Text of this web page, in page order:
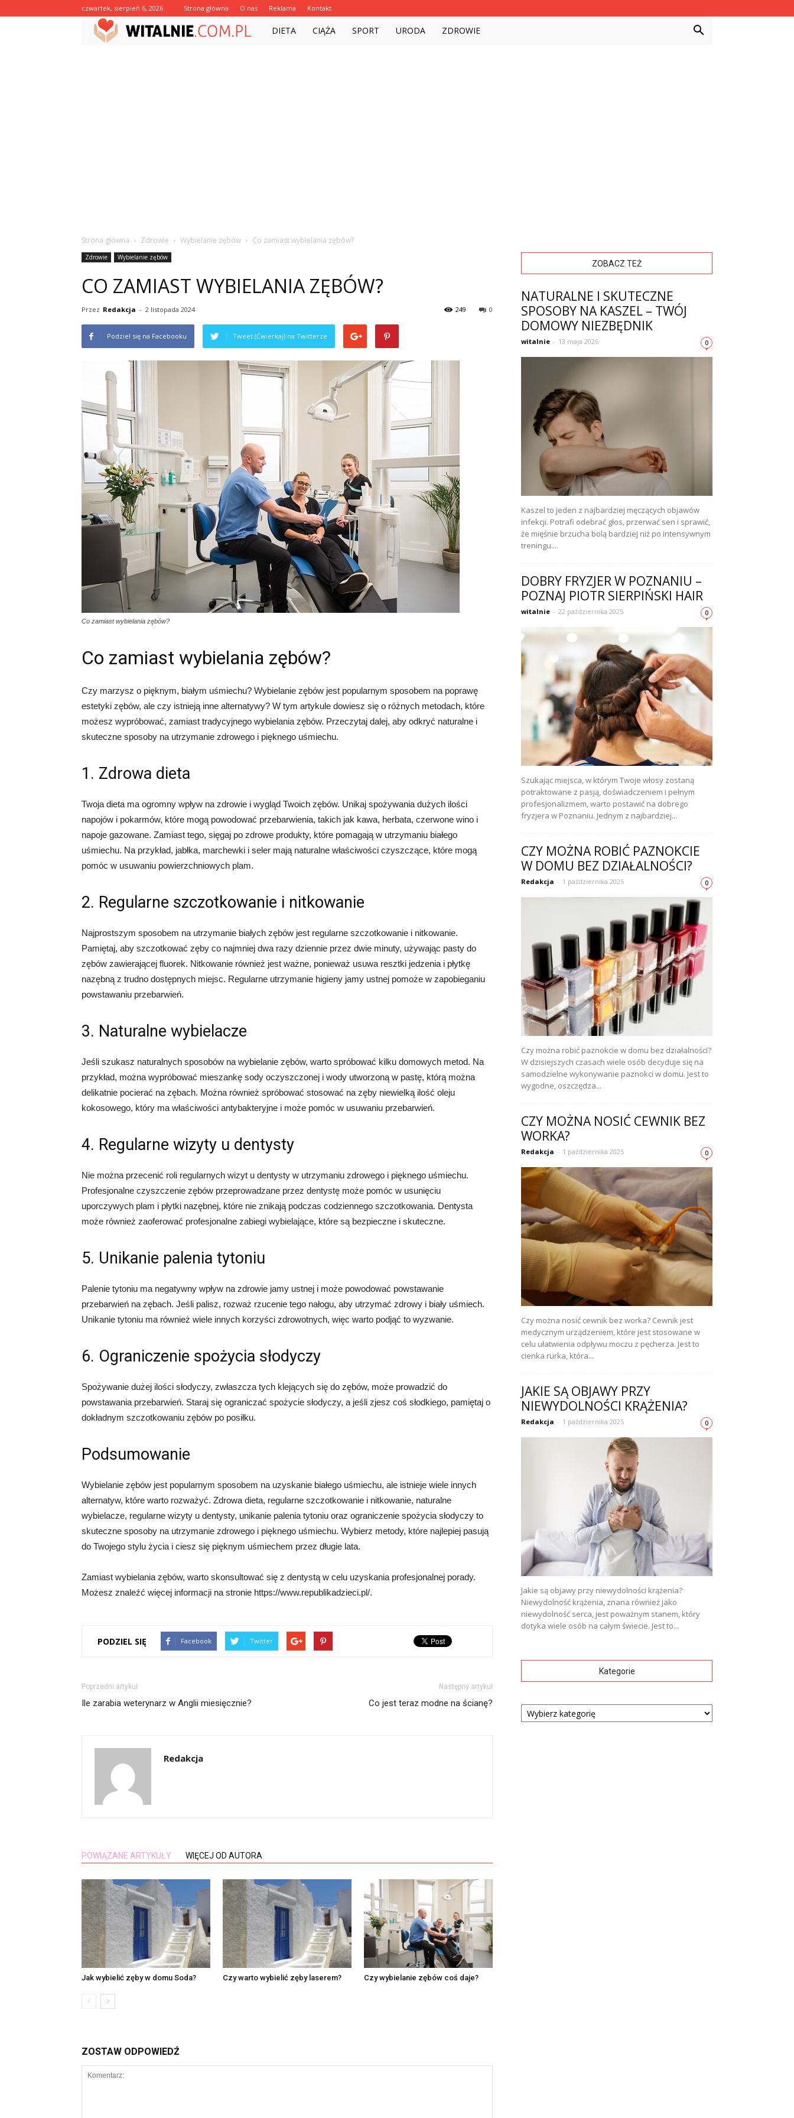
czwartek, sierpień 6, 2026 Strona główna O nas Reklama Kontakt
Witalnie.com.pl
DIETA CIĄŻA SPORT URODA ZDROWIE
Strona główna Zdrowie Wybielanie zębów Co zamiast wybielania zębów?
Zdrowie Wybielanie zębów
CO ZAMIAST WYBIELANIA ZĘBÓW?
Przez Redakcja - 2 listopada 2024 0
249
Podziel się na Facebooku Tweet (Ćwierkaj) na Twitterze
Co zamiast wybielania zębów?
Co zamiast wybielania zębów?
Czy marzysz o pięknym, białym uśmiechu? Wybielanie zębów jest popularnym sposobem na poprawę
estetyki zębów, ale czy istnieją inne alternatywy? W tym artykule dowiesz się o różnych metodach, które
możesz wypróbować, zamiast tradycyjnego wybielania zębów. Przeczytaj dalej, aby odkryć naturalne i
skuteczne sposoby na utrzymanie zdrowego i pięknego uśmiechu.
1. Zdrowa dieta
Twoja dieta ma ogromny wpływ na zdrowie i wygląd Twoich zębów. Unikaj spożywania dużych ilości
napojów i pokarmów, które mogą powodować przebarwienia, takich jak kawa, herbata, czerwone wino i
napoje gazowane. Zamiast tego, sięgaj po zdrowe produkty, które pomagają w utrzymaniu białego
uśmiechu. Na przykład, jabłka, marchewki i seler mają naturalne właściwości czyszczące, które mogą
pomóc w usuwaniu powierzchniowych plam.
2. Regularne szczotkowanie i nitkowanie
Najprostszym sposobem na utrzymanie białych zębów jest regularne szczotkowanie i nitkowanie.
Pamiętaj, aby szczotkować zęby co najmniej dwa razy dziennie przez dwie minuty, używając pasty do
zębów zawierającej fluorek. Nitkowanie również jest ważne, ponieważ usuwa resztki jedzenia i płytkę
nazębną z trudno dostępnych miejsc. Regularne utrzymanie higieny jamy ustnej pomoże w zapobieganiu
powstawaniu przebarwień.
3. Naturalne wybielacze
Jeśli szukasz naturalnych sposobów na wybielanie zębów, warto spróbować kilku domowych metod. Na
przykład, można wypróbować mieszankę sody oczyszczonej i wody utworzoną w pastę, którą można
delikatnie pocierać na zębach. Można również spróbować stosować na zęby niewielką ilość oleju
kokosowego, który ma właściwości antybakteryjne i może pomóc w usuwaniu przebarwień.
4. Regularne wizyty u dentysty
Nie można przecenić roli regularnych wizyt u dentysty w utrzymaniu zdrowego i pięknego uśmiechu.
Profesjonalne czyszczenie zębów przeprowadzane przez dentystę może pomóc w usunięciu
uporczywych plam i płytki nazębnej, które nie znikają podczas codziennego szczotkowania. Dentysta
może również zaoferować profesjonalne zabiegi wybielające, które są bezpieczne i skuteczne.
5. Unikanie palenia tytoniu
Palenie tytoniu ma negatywny wpływ na zdrowie jamy ustnej i może powodować powstawanie
przebarwień na zębach. Jeśli palisz, rozważ rzucenie tego nałogu, aby utrzymać zdrowy i biały uśmiech.
Unikanie tytoniu ma również wiele innych korzyści zdrowotnych, więc warto podjąć to wyzwanie.
6. Ograniczenie spożycia słodyczy
Spożywanie dużej ilości słodyczy, zwłaszcza tych klejących się do zębów, może prowadzić do
powstawania przebarwień. Staraj się ograniczać spożycie słodyczy, a jeśli zjesz coś słodkiego, pamiętaj o
dokładnym szczotkowaniu zębów po posiłku.
Podsumowanie
Wybielanie zębów jest popularnym sposobem na uzyskanie białego uśmiechu, ale istnieje wiele innych
alternatyw, które warto rozważyć. Zdrowa dieta, regularne szczotkowanie i nitkowanie, naturalne
wybielacze, regularne wizyty u dentysty, unikanie palenia tytoniu oraz ograniczenie spożycia słodyczy to
skuteczne sposoby na utrzymanie zdrowego i pięknego uśmiechu. Wybierz metody, które najlepiej pasują
do Twojego stylu życia i ciesz się pięknym uśmiechem przez długie lata.
Zamiast wybielania zębów, warto skonsultować się z dentystą w celu uzyskania profesjonalnej porady.
Możesz znaleźć więcej informacji na stronie https://www.republikadzieci.pl/.
PODZIEL SIĘ Facebook Twitter
Poprzedni artykuł
Ile zarabia weterynarz w Anglii miesięcznie?
Następny artykuł
Co jest teraz modne na ścianę?
Redakcja
POWIĄZANE ARTYKUŁY WIĘCEJ OD AUTORA
Jak wybielić zęby w domu Soda? Czy warto wybielić zęby laserem? Czy wybielanie zębów coś daje?
ZOSTAW ODPOWIEDŹ
ZOBACZ TEŻ
NATURALNE I SKUTECZNE
SPOSOBY NA KASZEL – TWÓJ
DOMOWY NIEZBĘDNIK
witalnie - 13 maja 2026 0
Kaszel to jeden z najbardziej męczących objawów
infekcji. Potrafi odebrać głos, przerwać sen i sprawić,
że mięśnie brzucha bolą bardziej niż po intensywnym
treningu....
DOBRY FRYZJER W POZNANIU –
POZNAJ PIOTR SIERPIŃSKI HAIR
witalnie - 22 października 2025 0
Szukając miejsca, w którym Twoje włosy zostaną
potraktowane z pasją, doświadczeniem i pełnym
profesjonalizmem, warto postawić na dobrego
fryzjera w Poznaniu. Jednym z najbardziej...
CZY MOŻNA ROBIĆ PAZNOKCIE
W DOMU BEZ DZIAŁALNOŚCI?
Redakcja - 1 października 2025 0
Czy można robić paznokcie w domu bez działalności?
W dzisiejszych czasach wiele osób decyduje się na
samodzielne wykonywanie paznokci w domu. Jest to
wygodne, oszczędza...
CZY MOŻNA NOSIĆ CEWNIK BEZ
WORKA?
Redakcja - 1 października 2025 0
Czy można nosić cewnik bez worka? Cewnik jest
medycznym urządzeniem, które jest stosowane w
celu ułatwienia odpływu moczu z pęcherza. Jest to
cienka rurka, która...
JAKIE SĄ OBJAWY PRZY
NIEWYDOLNOŚCI KRĄŻENIA?
Redakcja - 1 października 2025 0
Jakie są objawy przy niewydolności krążenia?
Niewydolność krążenia, znana również jako
niewydolność serca, jest poważnym stanem, który
dotyka wiele osób na całym świecie. Jest to...
Kategorie
Kategorie